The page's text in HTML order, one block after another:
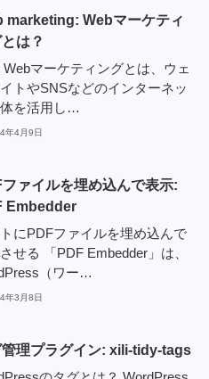
marketing: Webマーケティ
は？
Webマーケティングとは、ウェ
トやSNSなどのインターネッ
体を活用し…
年4月9日
ァイルを埋め込んで表示:
Embedder
にPDFファイルを埋め込んで
せる 「PDF Embedder」は、
（ワー…
年3月8日
管理プラグイン: xili-tidy-tags